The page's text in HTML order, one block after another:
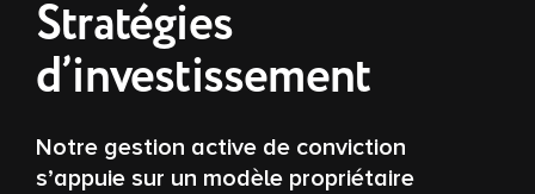
Stratégies
d’investissement
Notre gestion active de conviction
s’appuie sur un modèle propriétaire